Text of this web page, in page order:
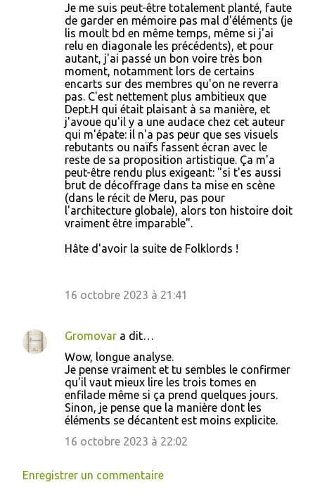
Je me suis peut-être totalement planté, faute
de garder en mémoire pas mal d'éléments (je
lis moult bd en même temps, même si j'ai
relu en diagonale les précédents), et pour
autant, j'ai passé un bon voire très bon
moment, notamment lors de certains
encarts sur des membres qu'on ne reverra
pas. C'est nettement plus ambitieux que
Dept.H qui était plaisant à sa manière, et
j'avoue qu'il y a une audace chez cet auteur
qui m'épate: il n'a pas peur que ses visuels
rebutants ou naïfs fassent écran avec le
reste de sa proposition artistique. Ça m'a
peut-être rendu plus exigeant: "si t'es aussi
brut de décoffrage dans ta mise en scène
(dans le récit de Meru, pas pour
l'architecture globale), alors ton histoire doit
vraiment être imparable".
Hâte d'avoir la suite de Folklords !
16 octobre 2023 à 21:41
Gromovar a dit…
Wow, longue analyse.
Je pense vraiment et tu sembles le confirmer
qu'il vaut mieux lire les trois tomes en
enfilade même si ça prend quelques jours.
Sinon, je pense que la manière dont les
éléments se décantent est moins explicite.
16 octobre 2023 à 22:02
Enregistrer un commentaire